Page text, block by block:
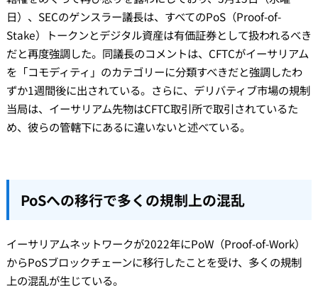
日）、SECのゲンスラー議長は、すべてのPoS（Proof-of-
Stake）トークンとデジタル資産は有価証券として扱われるべき
だと再度強調した。同議長のコメントは、CFTCがイーサリアム
を「コモディティ」のカテゴリーに分類すべきだと強調したわ
ずか1週間後に出されている。さらに、デリバティブ市場の規制
当局は、イーサリアム先物はCFTC取引所で取引されているた
め、彼らの管轄下にあるに違いないと述べている。
PoSへの移行で多くの規制上の混乱
イーサリアムネットワークが2022年にPoW（Proof-of-Work）
からPoSブロックチェーンに移行したことを受け、多くの規制
上の混乱が生じている。